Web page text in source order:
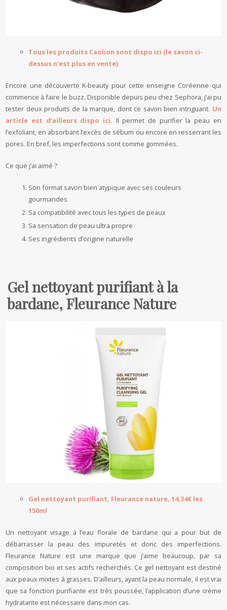
Tous les produits Caolion sont dispo ici (le savon ci-
dessus n’est plus en vente)
Encore une découverte K-beauty pour cette enseigne Coréenne qui
commence à faire le buzz. Disponible depuis peu chez Sephora, j’ai pu
tester deux produits de la marque, dont ce savon bien intriguant. Un
article est d’ailleurs dispo ici. Il permet de purifier la peau en
l’exfoliant, en absorbant l’excès de sébum ou encore en resserrant les
pores. En bref, les imperfections sont comme gommées.
Ce que j’ai aimé ?
Son format savon bien atypique avec ses couleurs
gourmandes
Sa compatibilité avec tous les types de peaux
Sa sensation de peau ultra propre
Ses ingrédients d’origine naturelle
Gel nettoyant purifiant à la
bardane, Fleurance Nature
Gel nettoyant purifiant, Fleurance nature, 14,34€ les
150ml
Un nettoyant visage à l’eau florale de bardane qui a pour but de
débarrasser la peau des impuretés et donc des imperfections.
Fleurance Nature est une marque que j’aime beaucoup, par sa
composition bio et ses actifs recherchés. Ce gel nettoyant est destiné
aux peaux mixtes à grasses. D’ailleurs, ayant la peau normale, il est vrai
que sa fonction purifiante est très poussée, l’application d’une crème
hydratante est nécessaire dans mon cas.